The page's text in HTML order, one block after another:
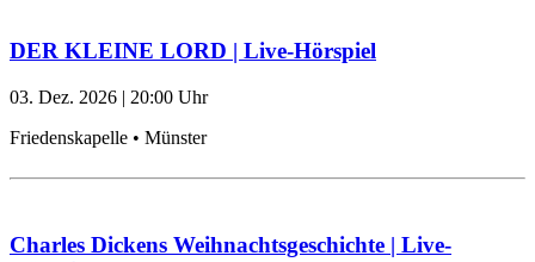
DER KLEINE LORD | Live-Hörspiel
03. Dez. 2026 | 20:00 Uhr
Friedenskapelle • Münster
Charles Dickens Weihnachtsgeschichte | Live-